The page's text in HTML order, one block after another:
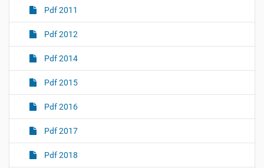
Pdf 2011
Pdf 2012
Pdf 2014
Pdf 2015
Pdf 2016
Pdf 2017
Pdf 2018